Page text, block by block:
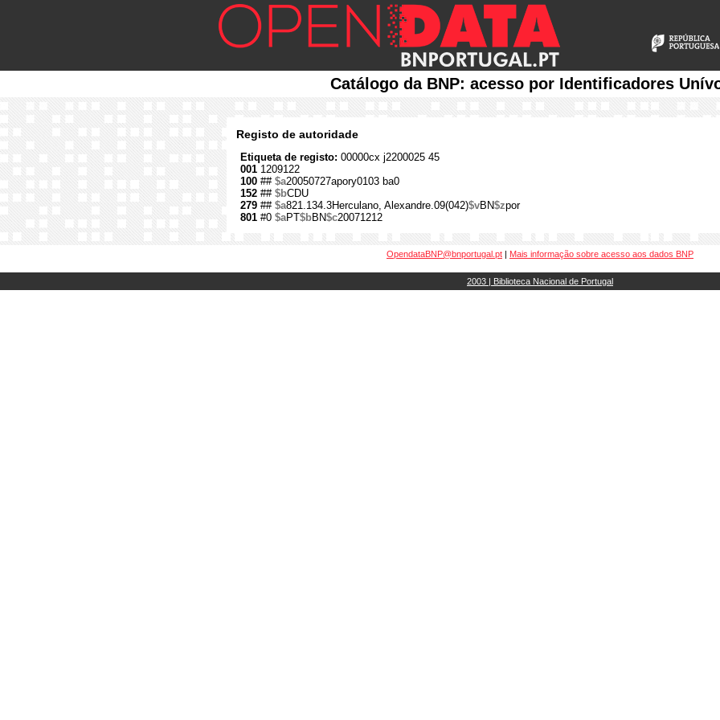
Catálogo da BNP: acesso por Identificadores
Registo de autoridade
Etiqueta de registo: 00000cx j2200025 45
001 1209122
100 ## $a20050727apory0103 ba0
152 ## $bCDU
279 ## $a821.134.3Herculano, Alexandre.09(042)$vBN$zpor
801 #0 $aPT$bBN$c20071212
OpendataBNP@bnportugal.pt | Mais informação sobre acesso aos dados BNP
2003 | Biblioteca Nacional de Portugal